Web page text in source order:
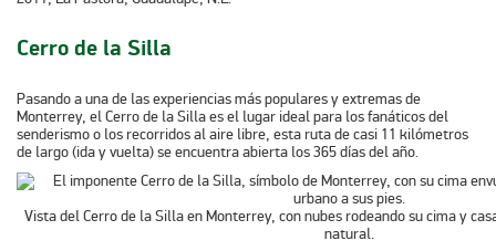
Cerro de la Silla
Pasando a una de las experiencias más populares y extremas de
Monterrey, el Cerro de la Silla es el lugar ideal para los fanáticos del
senderismo o los recorridos al aire libre, esta ruta de casi 11 kilómetros
de largo (ida y vuelta) se encuentra abierta los 365 días del año.
Vista del Cerro de la Silla en Monterrey, con nubes rodeando su cima y
natural.